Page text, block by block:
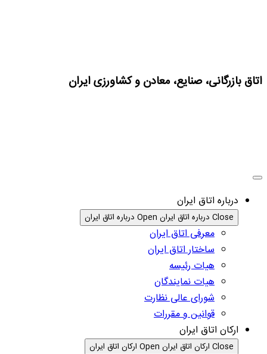
اتاق بازرگانی، صنایع، معادن و کشاورزی ایران
درباره اتاق ایران
Close درباره اتاق ایران Open درباره اتاق ایران
معرفی اتاق ایران
ساختار اتاق ایران
هیات رئیسه
هیات نمایندگان
شورای عالی نظارت
قوانین و مقررات
ارکان اتاق ایران
Close ارکان اتاق ایران Open ارکان اتاق ایران